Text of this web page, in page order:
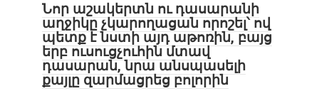
Նոր աշակերտն ու դասարանի
աղջիկը չկարողացան որոշել՝ ով
պետք է նստի այդ աթոռին, բայց
երբ ուսուցչուհին մտավ
դասարան, նրա անսպասելի
քայլը զարմացրեց բոլորին